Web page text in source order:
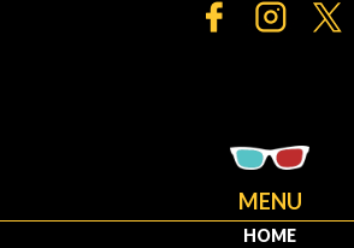
MENU
HOME